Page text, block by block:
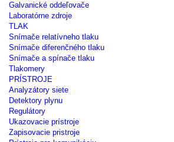
Galvanické oddeľovače
Laboratórne zdroje
TLAK
Snímače relatívneho tlaku
Snímače diferenčného tlaku
Snímače a spínače tlaku
Tlakomery
PRÍSTROJE
Analyzátory siete
Detektory plynu
Regulátory
Ukazovacie prístroje
Zapisovacie pristroje